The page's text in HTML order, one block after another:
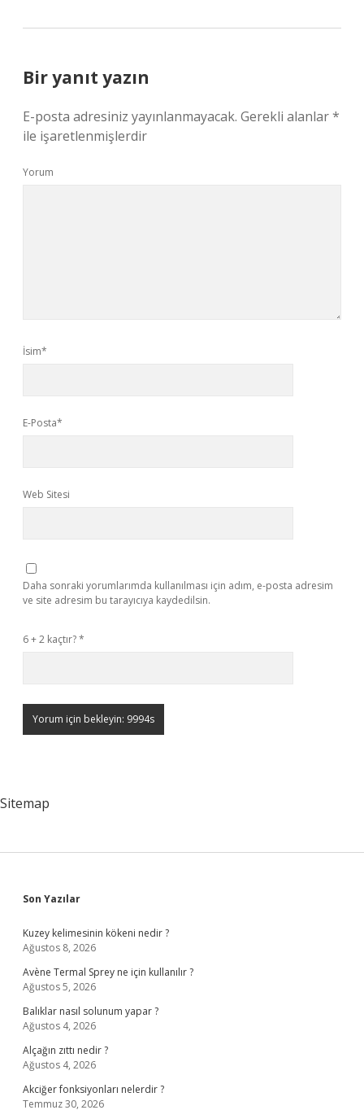
Bir yanıt yazın
E-posta adresiniz yayınlanmayacak. Gerekli alanlar*
ile işaretlenmişlerdir
Yorum
İsim*
E-Posta*
Web Sitesi
Daha sonraki yorumlarımda kullanılması için adım, e-posta adresim
ve site adresim bu tarayıcıya kaydedilsin.
6 + 2 kaçtır?*
Sitemap
Sidebar
Son Yazılar
Kuzey kelimesinin kökeni nedir ?
Ağustos 8, 2026
Avène Termal Sprey ne için kullanılır ?
Ağustos 5, 2026
Balıklar nasıl solunum yapar ?
Ağustos 4, 2026
Alçağın zıttı nedir ?
Ağustos 4, 2026
Akciğer fonksiyonları nelerdir ?
Temmuz 30, 2026